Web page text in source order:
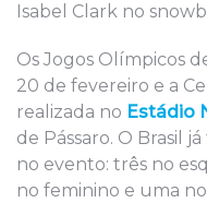
Isabel Clark no
Os Jogos Olímpicos
20 de fevereiro e a
realizada no Estádio
de Pássaro. O Brasil
no evento: três no
no feminino e uma